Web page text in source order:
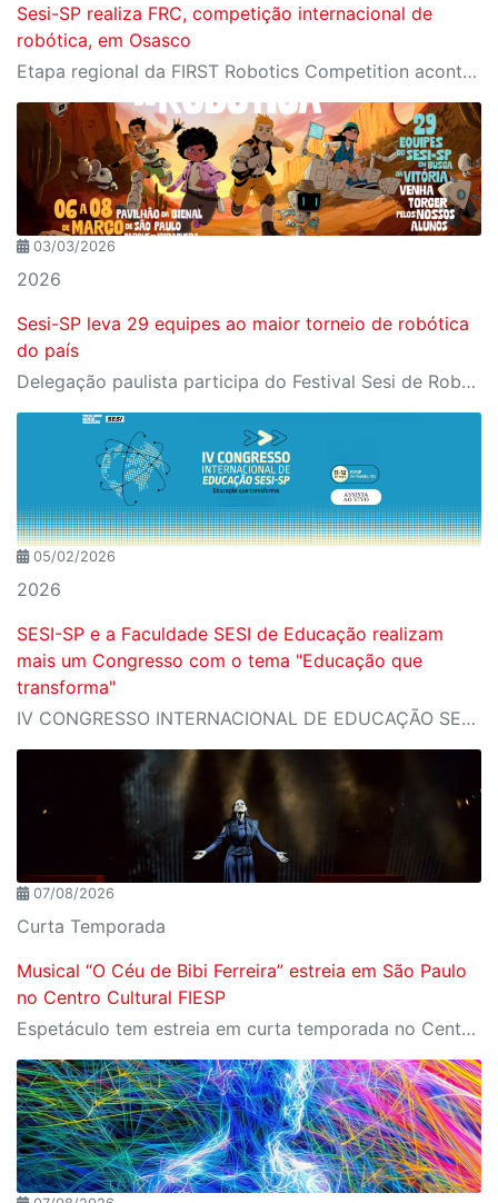
Sesi-SP realiza FRC, competição internacional de
robótica, em Osasco
Etapa regional da FIRST Robotics Competition acontece de 13 a 15 de março e reúne 51 equipes de quatro países, que projetam e constroem robôs industriais em desafios de alta complexidade
03/03/2026
2026
Sesi-SP leva 29 equipes ao maior torneio de robótica
do país
Delegação paulista participa do Festival Sesi de Robótica, em São Paulo, e reforça protagonismo nacional em competições da FIRST desde 2009.
05/02/2026
2026
SESI-SP e a Faculdade SESI de Educação realizam
mais um Congresso com o tema "Educação que
transforma"
IV CONGRESSO INTERNACIONAL DE EDUCAÇÃO SESI-SP
07/08/2026
Curta Temporada
Musical “O Céu de Bibi Ferreira” estreia em São Paulo
no Centro Cultural FIESP
Espetáculo tem estreia em curta temporada no Centro Cultural FIESP, no dia 20 de agosto, às 20h.